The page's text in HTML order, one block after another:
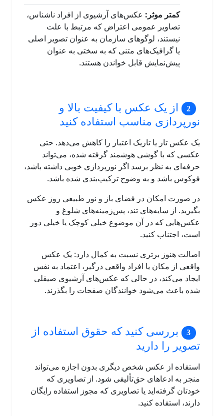
کمتر موثر: عکس‌های آرشیوی از افراد ناشناس،
تصاویر عمومی اعتراض که مرتبط با علت
نیستند، لوگوهای سازمان به عنوان تصویر اصلی
یا گرافیک‌های متنی که به سختی به عنوان
پیش‌نمایش قابل خواندن هستند.
از یک عکس با کیفیت بالا و
نورپردازی مناسب استفاده کنید
یک عکس تار یا تاریک اعتبار را کاهش می‌دهد. حتی
عکسی که با گوشی هوشمند گرفته شده، می‌تواند
حرفه‌ای به نظر برسد اگر نورپردازی خوبی داشته باشد،
فوکوس باشد و به وضوح ترکیب‌بندی شده باشد.
در صورت امکان در فضای باز و نور طبیعی روز عکس
بگیرید. از سایه‌های تند، پس‌زمینه‌های شلوغ و
عکس‌هایی که در آن موضوع خیلی کوچک یا خیلی دور
است، اجتناب کنید.
اصالت هنوز برتری نسبت به کمال دارد: یک عکس
واقعی از مکان یا افراد واقعی درگیر، اعتماد به نفس
ایجاد می‌کند، در حالی که عکس‌های آرشیوی صیقلی
شده باعث می‌شود خوانندگان صفحات را بگذرند.
بررسی کنید که حقوق استفاده از
تصویر را دارید
استفاده از عکس شخص دیگری بدون اجازه می‌تواند
منجر به ادعاهای حق‌تألیفی شود. از تصاویری که
خودتان گرفته‌اید یا تصاویری که مجوز استفاده رایگان
دارند، استفاده کنید.